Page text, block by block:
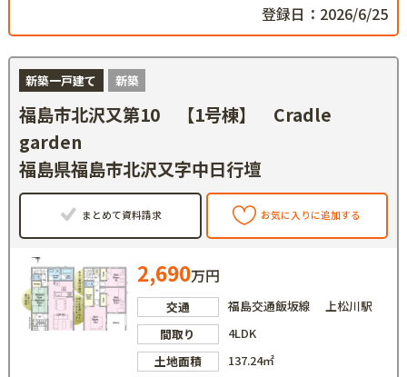
登録日：2026/6/25
新築一戸建て 新築
福島市北沢又第10 【1号棟】 Cradle
garden
福島県福島市北沢又字中日行壇
まとめて資料請求 お気に入りに追加する
2,690万円
交通
福島交通飯坂線 上松川駅
間取り
4LDK
土地面積
137.24㎡